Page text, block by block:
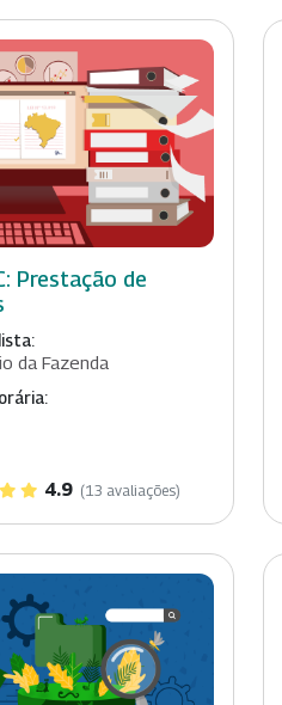
Prestação de
da Fazenda
4.9 (13 avaliações)